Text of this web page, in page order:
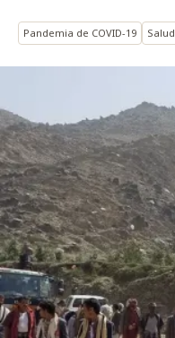
Pandemia de COVID-19 Salud